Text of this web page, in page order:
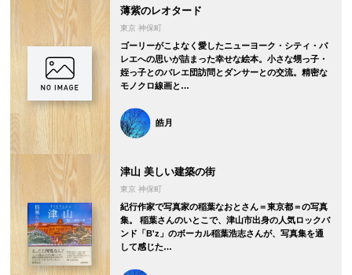
薄紫のレオタード
東京 神保町
ゴーリーがこよなく愛したニューヨーク・シティ・バ
レエへの思いが詰まった幸せな絵本。小さな甥っ子・
姪っ子とのバレエ団訪問とダンサーとの交流。精密な
モノクロ線画と…
皓月
津山 美しい建築の街
東京 神保町
紀行作家で写真家の稲葉なおとさん＝東京都＝の写真
集。 稲葉さんのいとこで、津山市出身の人気ロックバ
ンド「B'z」のボーカル稲葉浩志さんが、写真集を通
して感じた…